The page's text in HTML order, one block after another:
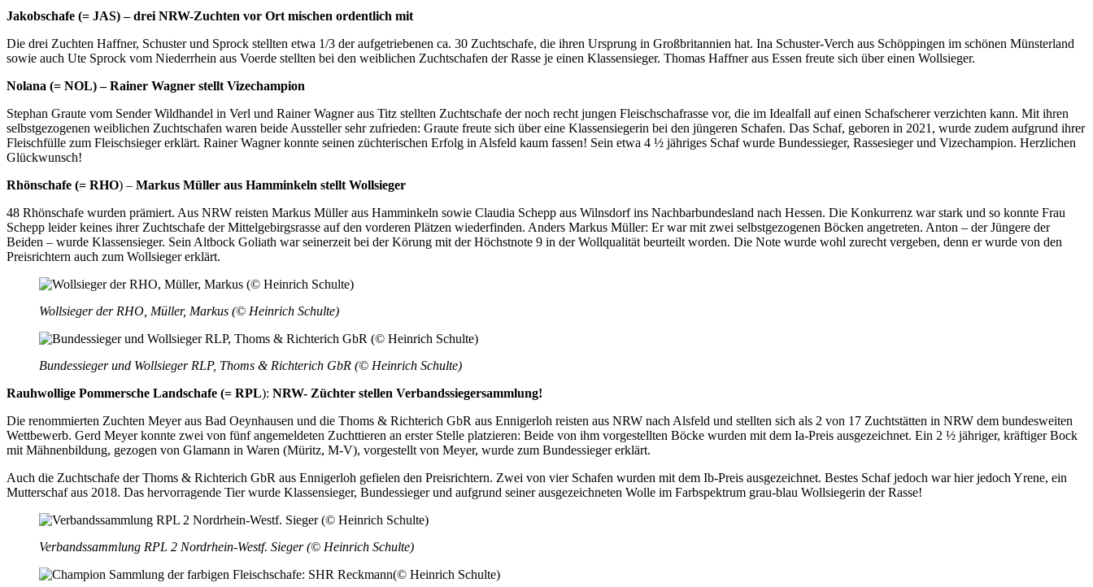
Jakobschafe (= JAS) – drei NRW-Zuchten vor Ort mischen ordentlich mit
Die drei Zuchten Haffner, Schuster und Sprock stellten etwa 1/3 der aufgetriebenen ca. 30 Zuchtschafe, die ihren Ursprung in Großbritannien hat. Ina Schuster-Verch aus Schöppingen im schönen Münsterland
sowie auch Ute Sprock vom Niederrhein aus Voerde stellten bei den weiblichen Zuchtschafen der Rasse je einen Klassensieger. Thomas Haffner aus Essen freute sich über einen Wollsieger.
Nolana (= NOL) – Rainer Wagner stellt Vizechampion
Stephan Graute vom Sender Wildhandel in Verl und Rainer Wagner aus Titz stellten Zuchtschafe der noch recht jungen Fleischschafrasse vor, die im Idealfall auf einen Schafscherer verzichten kann. Mit ihren
selbstgezogenen weiblichen Zuchtschafen waren beide Aussteller sehr zu­frieden: Graute freute sich über eine Klassensiegerin bei den jüngeren Schafen. Das Schaf, geboren in 2021, wurde zudem aufgrund ihrer
Fleischfülle zum Fleischsieger erklärt. Rainer Wagner konnte seinen züchterischen Erfolg in Alsfeld kaum fassen! Sein etwa 4 ½ jähriges Schaf wurde Bundessieger, Rassesieger und Vizechampion. Herzlichen
Glückwunsch!
Rhönschafe (= RHO) – Markus Müller aus Hamminkeln stellt Wollsieger
48 Rhönschafe wurden prämiert. Aus NRW reisten Markus Müller aus Hamminkeln sowie Claudia Schepp aus Wilnsdorf ins Nachbarbundesland nach Hessen. Die Konkurrenz war stark und so konnte Frau
Schepp leider keines ihrer Zuchtschafe der Mittelgebirgsrasse auf den vorderen Plätzen wiederfinden. Anders Markus Müller: Er war mit zwei selbstgezogenen Böcken angetreten. Anton – der Jüngere der
Beiden – wurde Klassensieger. Sein Altbock Goliath war seinerzeit bei der Körung mit der Höchstnote 9 in der Wollqualität beurteilt worden. Die Note wurde wohl zurecht vergeben, denn er wurde von den
Preisrichtern auch zum Wollsieger erklärt.
Wollsieger der RHO, Müller, Markus (© Heinrich Schulte)
Bundessieger und Wollsieger RLP, Thoms & Richterich GbR (© Heinrich Schulte)
Rauhwollige Pommersche Landschafe (= RPL): NRW- Züchter stellen Verbandssiegersammlung!
Die renommierten Zuchten Meyer aus Bad Oeynhausen und die Thoms & Richterich GbR aus Ennigerloh reisten aus NRW nach Alsfeld und stellten sich als 2 von 17 Zuchtstätten in NRW dem bundesweiten
Wettbewerb. Gerd Meyer konnte zwei von fünf angemeldeten Zuchttieren an erster Stelle platzieren: Beide von ihm vorgestellten Böcke wurden mit dem Ia-Preis ausgezeichnet. Ein 2 ½ jähriger, kräftiger Bock
mit Mähnenbildung, gezogen von Glamann in Waren (Müritz, M-V), vorgestellt von Meyer, wurde zum Bundessieger erklärt.
Auch die Zuchtschafe der Thoms & Richterich GbR aus Ennigerloh gefielen den Preisrichtern. Zwei von vier Schafen wurden mit dem Ib-Preis ausgezeichnet. Bestes Schaf jedoch war hier jedoch Yrene, ein
Mutterschaf aus 2018. Das hervorragende Tier wurde Klassensieger, Bundessieger und aufgrund seiner ausgezeichneten Wolle im Farbspektrum grau-blau Wollsiegerin der Rasse!
Verbandssammlung RPL 2 Nordrhein-Westf. Sieger (© Heinrich Schulte)